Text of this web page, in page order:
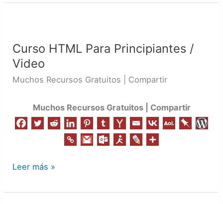
Curso HTML Para Principiantes /
Video
Muchos Recursos Gratuitos | Compartir
Muchos Recursos Gratuitos | Compartir
Para
Principiantes
/
Leer más »